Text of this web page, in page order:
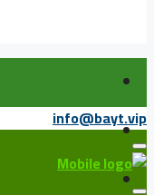
info@bayt.vip